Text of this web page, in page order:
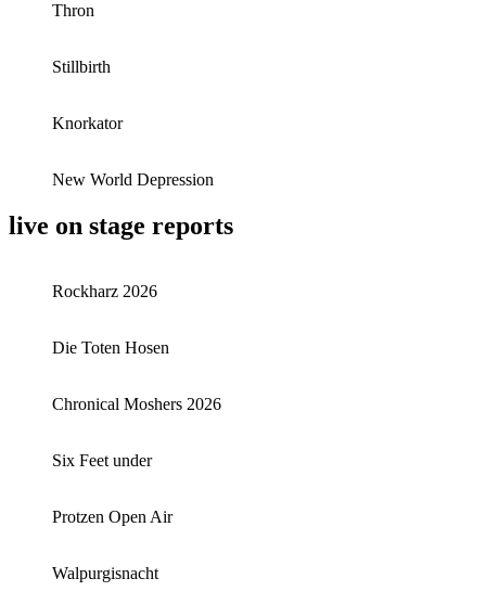
Thron
Stillbirth
Knorkator
New World Depression
live on stage reports
Rockharz 2026
Die Toten Hosen
Chronical Moshers 2026
Six Feet under
Protzen Open Air
Walpurgisnacht